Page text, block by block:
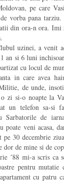
pe care
vorba pana
din ora-n ora. Imi
uzinei, a venit
an si 6 luni
cu locul de
in care avea
de unde,
zi si-o noapte la
un telefon sa-si
Sarbatorile de
poate veni acasa,
30 decembrie
dor de mine si de
´88 mi-a scris ca
pentru
cu patru